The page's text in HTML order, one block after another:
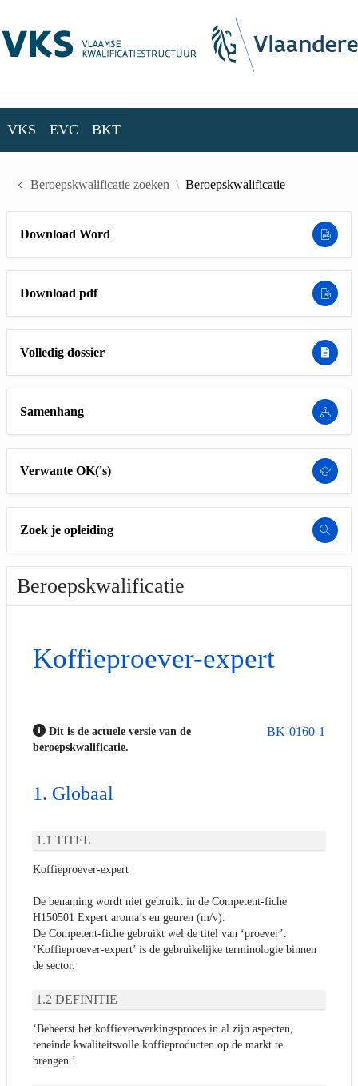
VKS EVC BKT
Beroepskwalificatie zoeken Beroepskwalificatie
Download Word
Download pdf
Volledig dossier
Samenhang
Verwante OK('s)
Zoek je opleiding
Beroepskwalificatie
Koffieproever-expert
BK-0160-1
Dit is de actuele versie van de
beroepskwalificatie.
Globaal
TITEL
Koffieproever-expert
De benaming wordt niet gebruikt in de Competent-fiche
H150501 Expert aroma’s en geuren (m/v).
De Competent-fiche gebruikt wel de titel van ‘proever’.
‘Koffieproever-expert’ is de gebruikelijke terminologie binnen
de sector.
DEFINITIE
‘Beheerst het koffieverwerkingsproces in al zijn aspecten,
teneinde kwaliteitsvolle koffieproducten op de markt te
brengen.’